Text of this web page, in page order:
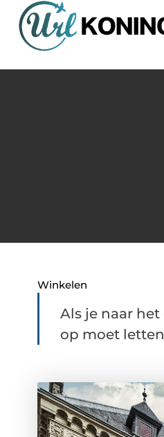
Winkelen
Als je naar
op moet